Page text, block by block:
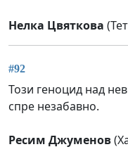
Нелка Цвяткова
#92
Този геноцид над
спре незабавно.
Ресим Джуменов